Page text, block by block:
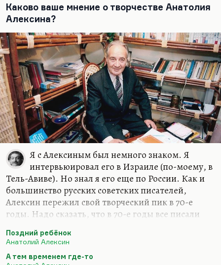
Каково ваше мнение о творчестве Анатолия
Алексина?
Я с Алексиным был немного знаком. Я
интервьюировал его в Израиле (по-моему, в
Тель-Авиве). Но знал я его еще по России. Как и
большинство русских советских писателей,
Алексин пережил свой творческий пик в 70-е
годы. Надо сказать, что в 70-е годы все писали
ну и Алексин.
Алексин был чистый young adult. Это не для
Поздний ребёнок
Анатолий Алексин
А тем временем где-то